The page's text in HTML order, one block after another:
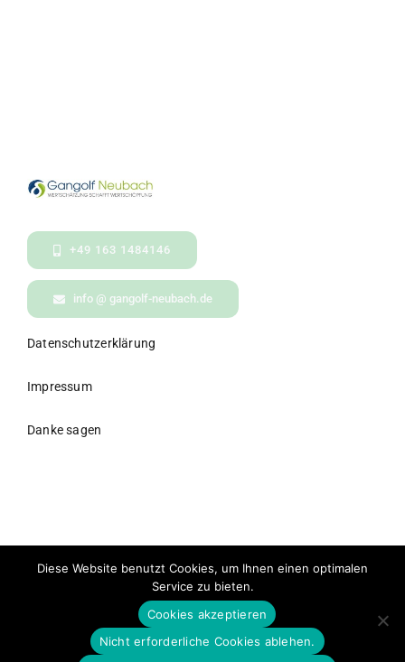
+49 163 1484146
info @ gangolf-neubach.de
Datenschutzerklärung
Impressum
Danke sagen
Powered by WordPress
HINWEIS AUF LITERATUR & RECHT
Es wird auf dieser Website mehrmals auf folgendes Buch hingewiesen:
„Ein Kurs in Wundern© Greuthof-Verlag
Diese Website benutzt Cookies, um Ihnen einen optimalen
Service zu bieten.
Cookies akzeptieren
Nicht erforderliche Cookies ablehen.